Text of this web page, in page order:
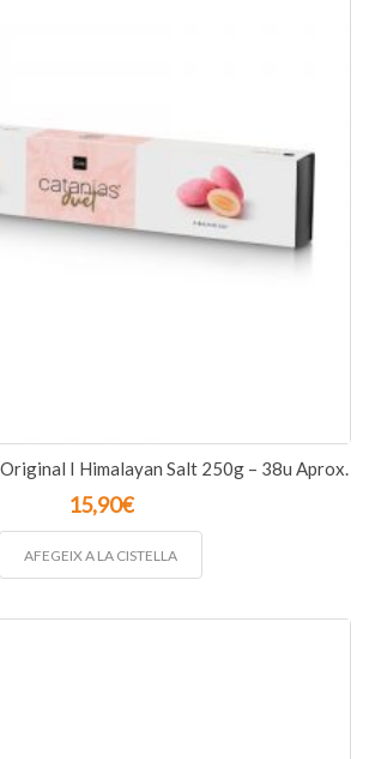
I Himalayan Salt 250g – 38u Aprox.
15,90€
AFEGEIX A LA CISTELLA